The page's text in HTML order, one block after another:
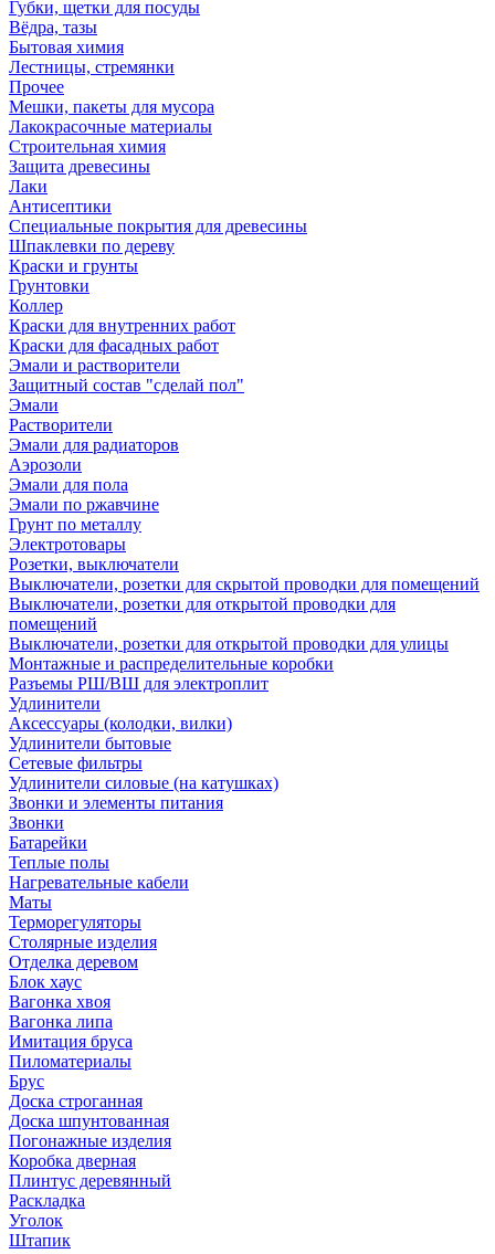
Губки, щетки для посуды
Вёдра, тазы
Бытовая химия
Лестницы, стремянки
Прочее
Мешки, пакеты для мусора
Лакокрасочные материалы
Строительная химия
Защита древесины
Лаки
Антисептики
Специальные покрытия для древесины
Шпаклевки по дереву
Краски и грунты
Грунтовки
Коллер
Краски для внутренних работ
Краски для фасадных работ
Эмали и растворители
Защитный состав "сделай пол"
Эмали
Растворители
Эмали для радиаторов
Аэрозоли
Эмали для пола
Эмали по ржавчине
Грунт по металлу
Электротовары
Розетки, выключатели
Выключатели, розетки для скрытой проводки для помещений
Выключатели, розетки для открытой проводки для
помещений
Выключатели, розетки для открытой проводки для улицы
Монтажные и распределительные коробки
Разъемы РШ/ВШ для электроплит
Удлинители
Аксессуары (колодки, вилки)
Удлинители бытовые
Сетевые фильтры
Удлинители силовые (на катушках)
Звонки и элементы питания
Звонки
Батарейки
Теплые полы
Нагревательные кабели
Маты
Терморегуляторы
Столярные изделия
Отделка деревом
Блок хаус
Вагонка хвоя
Вагонка липа
Имитация бруса
Пиломатериалы
Брус
Доска строганная
Доска шпунтованная
Погонажные изделия
Коробка дверная
Плинтус деревянный
Раскладка
Уголок
Штапик